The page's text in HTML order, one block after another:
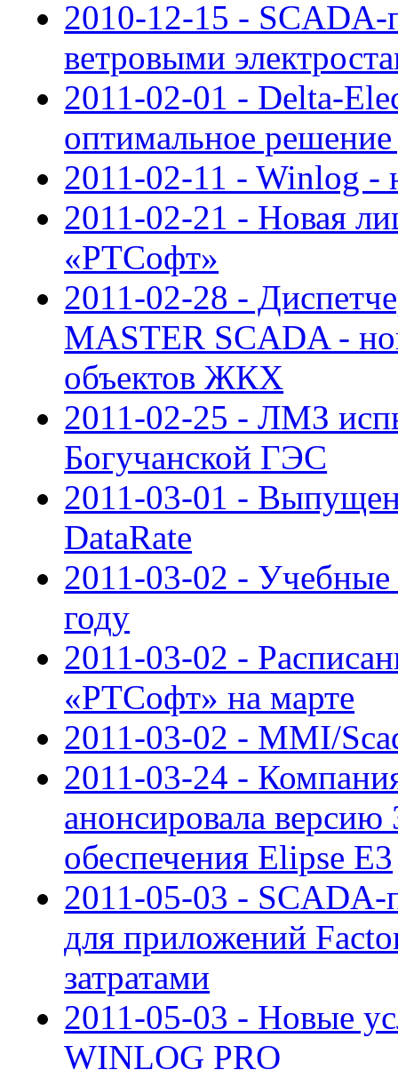
2010-12-15 - SCADA-
ветровыми
2011-02-01 - Delta-
оптимальное
2011-02-11 - Winlog -
2011-02-21 - Новая
«РТСофт»
2011-02-28 -
MASTER SCADA -
объектов ЖКХ
2011-02-25 - ЛМЗ
Богучанской ГЭС
2011-03-01 -
DataRate
2011-03-02 -
году
2011-03-02 -
«РТСофт» на марте
2011-03-02 - MMI/
2011-03-24 -
анонсировала
обеспечения Elipse E3
2011-05-03 - SCADA-
для приложений
затратами
2011-05-03 - Новые
WINLOG PRO